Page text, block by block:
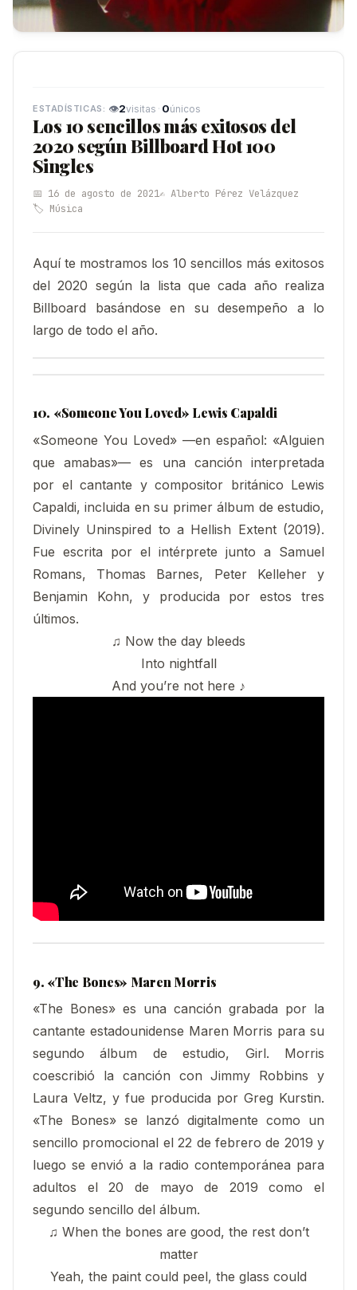
👁2visitas · 0únicos
Los 10 sencillos más exitosos del
2020 según Billboard Hot 100
Singles
📅 16 de agosto de 2021✍️ Alberto Pérez Velázquez
🏷️ Música
Aquí te mostramos los 10 sencillos más exitosos
del 2020 según la lista que cada año realiza
Billboard basándose en su desempeño a lo
largo de todo el año.
10. «Someone You Loved» Lewis Capaldi
«Someone You Loved» —en español: «Alguien
que amabas»— es una canción interpretada
por el cantante y compositor británico Lewis
Capaldi, incluida en su primer álbum de estudio,
Divinely Uninspired to a Hellish Extent (2019).
Fue escrita por el intérprete junto a Samuel
Romans, Thomas Barnes, Peter Kelleher y
Benjamin Kohn, y producida por estos tres
últimos.
♫ Now the day bleeds
Into nightfall
And you’re not here ♪
9. «The Bones» Maren Morris
«The Bones» es una canción grabada por la
cantante estadounidense Maren Morris para su
segundo álbum de estudio, Girl. Morris
coescribió la canción con Jimmy Robbins y
Laura Veltz, y fue producida por Greg Kurstin.
«The Bones» se lanzó digitalmente como un
sencillo promocional el 22 de febrero de 2019 y
luego se envió a la radio contemporánea para
adultos el 20 de mayo de 2019 como el
segundo sencillo del álbum.
♫ When the bones are good, the rest don’t
matter
Yeah, the paint could peel, the glass could